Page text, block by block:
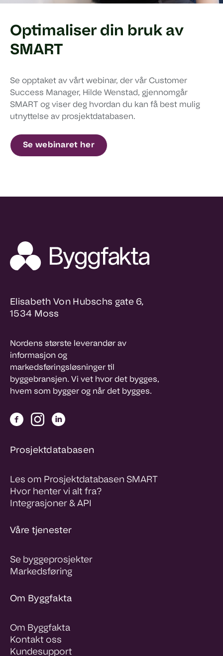
Optimaliser din bruk av
SMART
Se opptaket av vårt webinar, der vår Customer
Success Manager, Hilde Wenstad, gjennomgår
SMART og viser deg hvordan du kan få best mulig
utnyttelse av prosjektdatabasen.
Se webinaret her
Elisabeth Von Hubschs gate 6,
1534 Moss
Nordens største leverandør av
informasjon og
markedsføringsløsninger til
byggebransjen. Vi vet hvor det bygges,
hvem som bygger og når det bygges.
Prosjektdatabasen
Les om Prosjektdatabasen SMART
Hvor henter vi alt fra?
Integrasjoner & API
Våre tjenester
Se byggeprosjekter
Markedsføring
Om Byggfakta
Om Byggfakta
Kontakt oss
Kundesupport